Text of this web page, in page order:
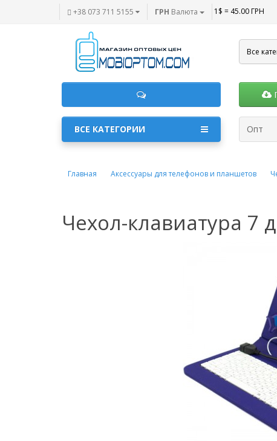
+38 073 711 5155 ГРН Валюта 1$ = 45.00 ГРН
Все
Опт
ВСЕ КАТЕГОРИИ
Главная Аксессуары для телефонов и планшетов
Чехол-клавиатура 7